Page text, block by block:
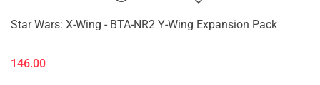
Star Wars: X-Wing - BTA-NR2 Y-Wing Expansion Pack
146.00